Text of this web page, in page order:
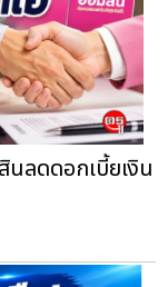
ลดดอกเบี้ยเงิน